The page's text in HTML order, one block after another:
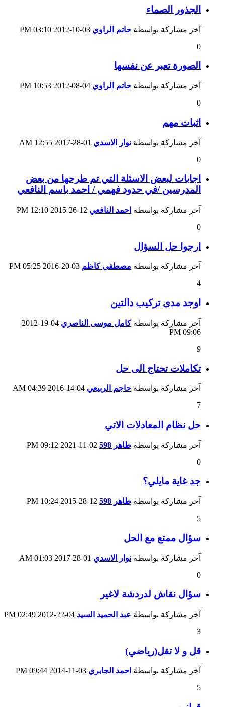
الجذور الصماء
آخر مشاركة بواسطة حاتم الراوي
03:10 PM
0
الصورة تعبر عن نفسها
آخر مشاركة بواسطة حاتم الراوي
10:53 PM
0
اثبات مهم
آخر مشاركة بواسطة نوار الاسدي
12:55 AM
0
اجابات لبعض الاسئلة التي تم طرحها من بعض
المدرسين /في حدود فهمي / احمد باسم النافعي
آخر مشاركة بواسطة احمد النافعي
12:10 PM
0
ارجوا حل السؤال
آخر مشاركة بواسطة مصطفى كاظم
05:25 PM
4
اوجد مدى تركيب دالتين
آخر مشاركة بواسطةكامل موسى الناصري
09:06 PM
9
تكاملات تحتاج الى حل
آخر مشاركة بواسطة حاجم الربيعي
04:39 AM
7
حل نظام المعادلات الاتي
آخر مشاركة بواسطة طاهر 598
09:12 PM
0
جد غاية مايلي؟
آخر مشاركة بواسطة طاهر 598
10:24 PM
5
سؤال ممتع مع الحل
آخر مشاركة بواسطة نوار الاسدي
01:03 AM
0
سؤال نقاش لدردشة لاغير
آخر مشاركة بواسطة عبد الحميد السيد
02:49 PM
3
قل و لا تقل(رياضي)
آخر مشاركة بواسطة احمد الجابري
09:44 PM
5